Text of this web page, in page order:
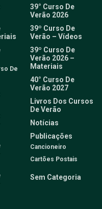
De
39° Curso De
Verão 2026
39º Curso De
Verão – Vídeos
39º Curso De
Verão 2026 –
Materiais
40° Curso De
Verão 2027
Livros Dos Cursos
De Verão
Notícias
Publicações
Cancioneiro
Cartões Postais
Sem Categoria